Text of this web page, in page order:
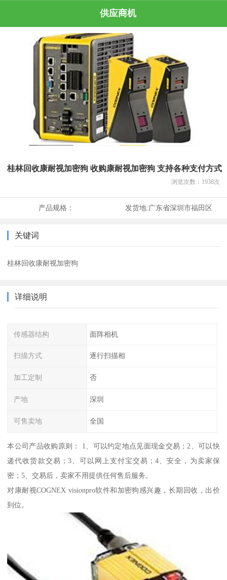
供应商机
桂林回收康耐视加密狗 收购康耐视加密狗 支持各种支付方式
浏览次数： 1938次
产品规格： 发货地:广东省深圳市福田区
关键词
桂林回收康耐视加密狗
详细说明
传感器结构 面阵相机
扫描方式 逐行扫描相
加工定制 否
产地 深圳
可售卖地 全国
本公司产品收购原则： 1、可以约定地点见面现金交易；2、可以快
递代收货款交易；3、可以网上支付宝交易；4、安全，为卖家保
密；5、交易后，卖家不用提供任何售后服务。
对康耐视COGNEX visionpro软件和加密狗感兴趣，长期回收，出价
到位。